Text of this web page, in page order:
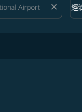
close 艙
經
keyboard_arrow_down